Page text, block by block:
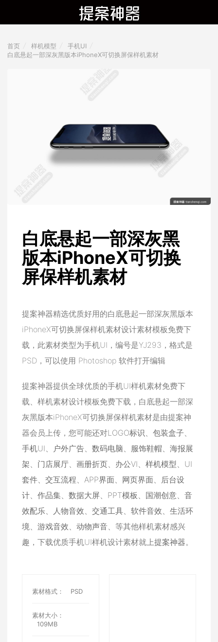
首页 样机模型
手机UI
白底悬起一部深灰黑版本iPhoneX可切换屏保样机素材
白底悬起一部深灰黑
版本iPhoneX可切换
屏保样机素材
提案神器精选优质好用的白底悬起一部深灰黑版本
iPhoneX可切换屏保样机素材设计素材模板免费下
载，此素材类型为手机UI，编号是YJ293，格式是
PSD，可以使用 Photoshop 软件打开编辑
提案神器提供全球优质的手机UI样机素材免费下
载、样机素材设计模板免费下载，白底悬起一部深
灰黑版本iPhoneX可切换屏保样机素材是由提案神
器会员上传，您可能还对LOGO标识 包装盒子
手机UI
户外广告 数码电脑 服饰鞋帽
海报展
架
门店展厅 画册折页 办公VI 样机模型
UI
套件
交互流程 APP界面 网页界面
后台设
计
作品集 数据大屏 PPT模板 国潮创意
音
效配乐
人物音效 交通工具 软件音效
生活环
境
游戏音效 动物声音 、等其他样机素材感兴
趣，下载优质手机UI样机设计素材就上提案神器。
素材格式： PSD
素材大小：
109MB